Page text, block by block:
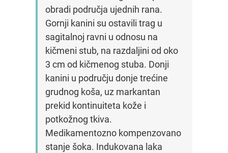
obradi područja ujednih rana.
Gornji kanini su ostavili trag u
sagitalnoj ravni u odnosu na
kičmeni stub, na razdaljini od oko
3 cm od kičmenog stuba. Donji
kanini u području donje trećine
grudnog koša, uz markantan
prekid kontinuiteta kože i
potkožnog tkiva.
Medikamentozno kompenzovano
stanje šoka. Indukovana laka